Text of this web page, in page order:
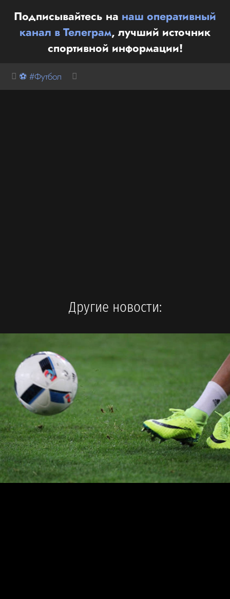
Подписывайтесь на наш оперативный
канал в Телеграм, лучший источник
спортивной информации!
⚽ #Футбол
Другие новости: